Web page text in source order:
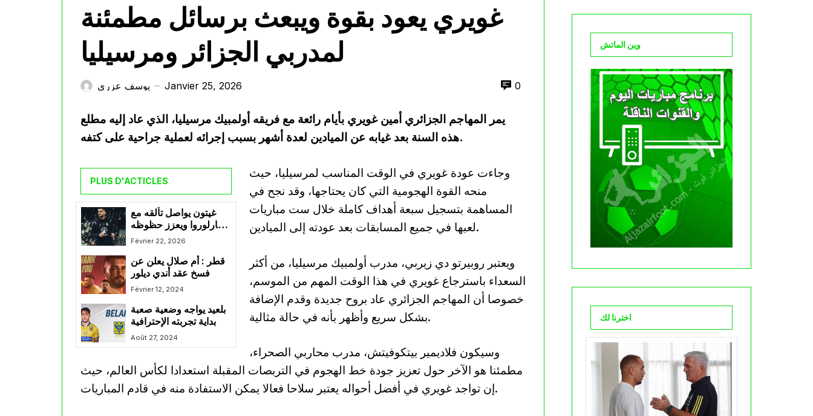
غويري يعود بقوة ويبعث برسائل مطمئنة
لمدربي الجزائر ومرسيليا
يوسف عزري — Janvier 25, 2026 0
يمر المهاجم الجزائري أمين غويري بأيام رائعة مع فريقه أولمبيك مرسيليا، الذي عاد إليه مطلع
هذه السنة بعد غيابه عن الميادين لعدة أشهر بسبب إجرائه لعملية جراحية على كتفه.
PLUS D'ACTICLES
غيتون يواصل تألقه مع
شارلوروا ويعزز حظوظه
في العودة للمنتخب
Février 22, 2026
قطر : أم صلال يعلن عن
فسخ عقد أندي ديلور
Février 12, 2024
بلعيد يواجه وضعية صعبة
في بداية تجربته الإحترافية
مع سانت تروند البلجيكي
Août 27, 2024
وجاءت عودة غويري في الوقت المناسب لمرسيليا، حيث
منحه القوة الهجومية التي كان يحتاجها، وقد نجح في
المساهمة بتسجيل سبعة أهداف كاملة خلال ست مباريات
لعبها في جميع المسابقات بعد عودته إلى الميادين.
ويعتبر روبيرتو دي زيربي، مدرب أولمبيك مرسيليا، من أكثر
السعداء باسترجاع غويري في هذا الوقت المهم من الموسم،
خصوصا أن المهاجم الجزائري عاد بروح جديدة وقدم الإضافة
بشكل سريع وأظهر بأنه في حالة مثالية.
وسيكون فلاديمير بيتكوفيتش، مدرب محاربي الصحراء،
مطمئنا هو الآخر حول تعزيز جودة خط الهجوم في التربصات المقبلة استعدادا لكأس العالم، حيث
إن تواجد غويري في أفضل أحواله يعتبر سلاحا فعالا يمكن الاستفادة منه في قادم المباريات.
وين الماتش
اخترنا لك